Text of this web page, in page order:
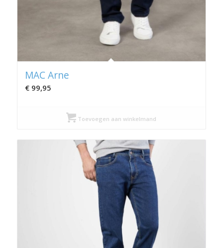
MAC Arne
€99,95
Toevoegen aan winkelmand